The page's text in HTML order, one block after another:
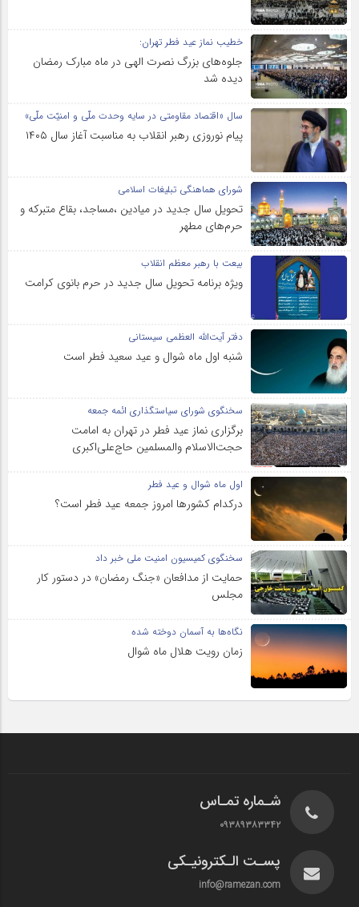
خطیب نماز عید فطر تهران:
جلوه‌های بزرگ نصرت الهی در ماه مبارک رمضان
دیده شد
سال «اقتصاد مقاومتی در سایه وحدت ملّی و امنیّت ملّی»
پیام نوروزی رهبر انقلاب به مناسبت آغاز سال ۱۴۰۵
شورای هماهنگی تبلیغات اسلامی
تحویل سال‌ جدید در میادین ،مساجد، بقاع متبرکه‌ و
حرم‌های‌ مطهر
بیعت با رهبر معظم انقلاب
ویژه برنامه تحویل سال جدید در حرم بانوی کرامت
دفتر آیت‌الله العظمی سیستانی
شنبه اول ماه شوال و عید سعید فطر است
سخنگوی شورای سیاستگذاری ائمه جمعه
برگزاری نماز عید فطر در تهران به امامت
حجت‌الاسلام والمسلمین حاج‌علی‌اکبری
اول ماه شوال و عید فطر
درکدام کشورها امروز جمعه عید فطر است؟
سخنگوی کمیسیون امنیت ملی خبر داد
حمایت از مدافعان «جنگ رمضان» در دستور کار
مجلس
نگاه‌ها به آسمان دوخته شده
زمان رویت هلال ماه شوال
شـماره تمـاس
۰۹۳۸۹۳۸۳۳۴۲
پسـت الـکترونیـکی
info@ramezan.com